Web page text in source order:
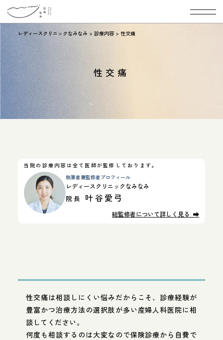
レディースクリニックなみなみ> 診療内容> 性交痛
性交痛
当院の診療内容は全て医師が監修しております。
執筆者兼監修者プロフィール
レディースクリニックなみなみ
院長 叶谷愛弓
総監修者について詳しく見る
性交痛は相談しにくい悩みだからこそ、診療経験が
豊富かつ治療方法の選択肢が多い産婦人科医院に相
談してください。
何度も相談するのは大変なので保険診療から自費で